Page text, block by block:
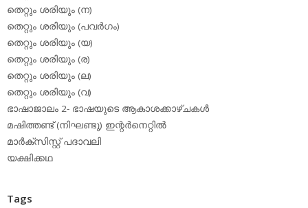
തെറ്റും ശരിയും (ന)
തെറ്റും ശരിയും (പവര്‍ഗം)
തെറ്റും ശരിയും (യ)
തെറ്റും ശരിയും (ര)
തെറ്റും ശരിയും (ല)
തെറ്റും ശരിയും (വ)
ഭാഷാജാലം 2- ഭാഷയുടെ ആകാശക്കാഴ്ചകള്‍
മഷിത്തണ്ട് (നിഘണ്ടു) ഇന്റര്‍നെറ്റില്‍
മാര്‍ക്‌സിസ്റ്റ് പദാവലി
യക്ഷിക്കഥ
Tags